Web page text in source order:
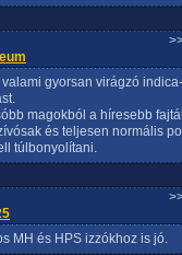
gyorsan virágzó
magokból a híresebb
és teljesen normális
túlbonyolítani.
MH és HPS izzókhoz is jó.